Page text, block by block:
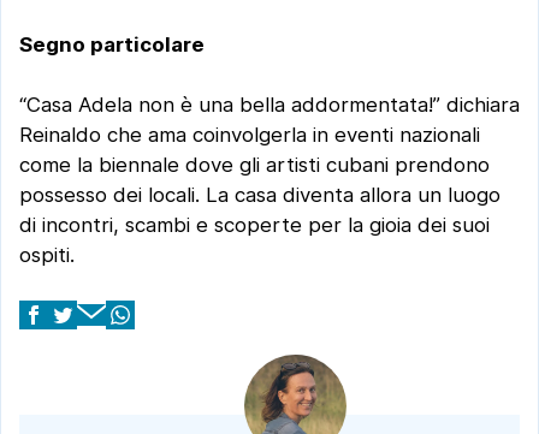
Segno particolare
“Casa Adela non è una bella addormentata!” dichiara
Reinaldo che ama coinvolgerla in eventi nazionali
come la biennale dove gli artisti cubani prendono
possesso dei locali. La casa diventa allora un luogo
di incontri, scambi e scoperte per la gioia dei suoi
ospiti.